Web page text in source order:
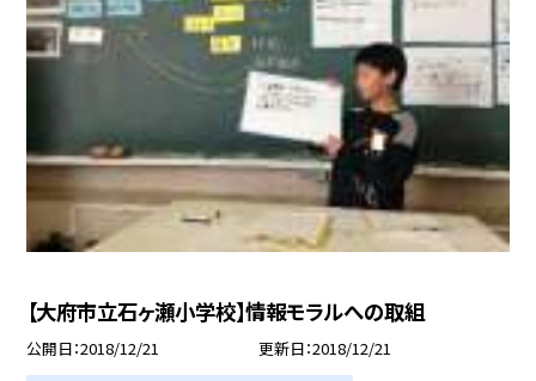
【大府市立石ヶ瀬小学校】情報モラルへの取組
公開日 2018/12/21 更新日 2018/12/21